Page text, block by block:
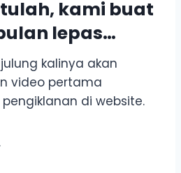
kami buat
lepas…
julung kalinya akan
video pertama
di website.